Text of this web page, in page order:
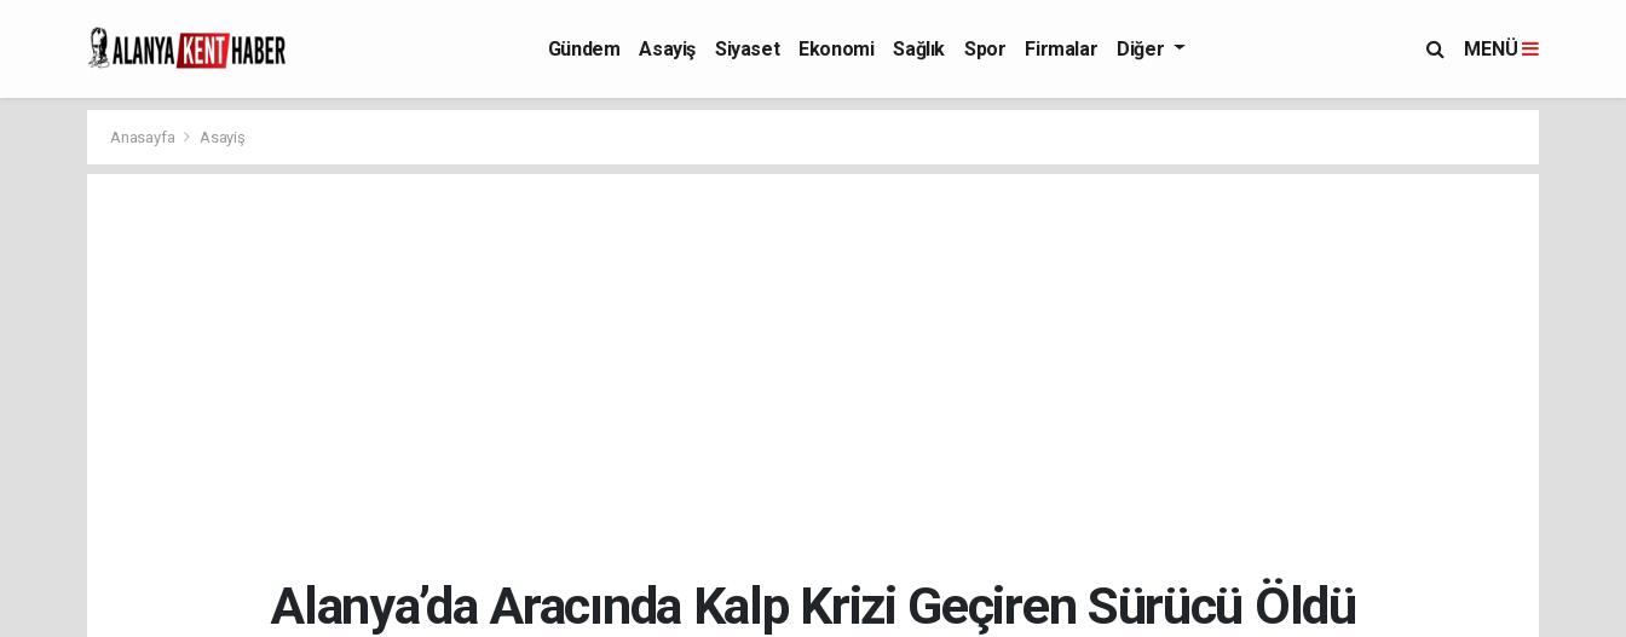
Gündem Asayiş Siyaset Ekonomi Sağlık Spor Firmalar Diğer MENÜ
Anasayfa Asayiş
Alanya’da Aracında Kalp Krizi Geçiren Sürücü Öldü